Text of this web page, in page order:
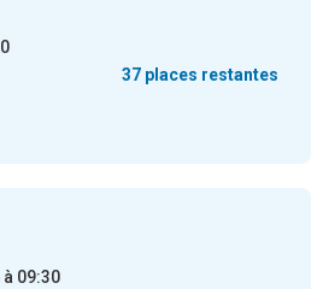
37 places restantes
09:30